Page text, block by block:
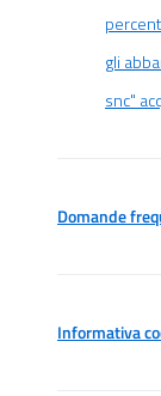
gli
snc"
Domande
Informativa